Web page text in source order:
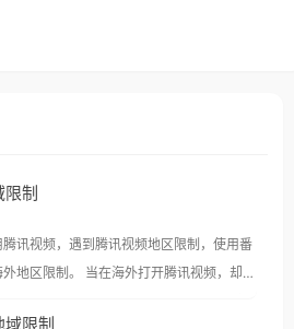
限制
讯视频，遇到腾讯视频地区限制，使用番
当在海外打开腾讯视频，却突
域限制